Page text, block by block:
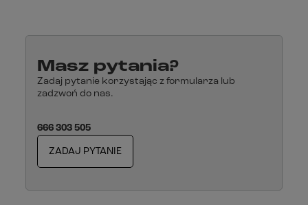
Masz pytania?
Zadaj pytanie korzystając z formularza lub
zadzwoń do nas.
666 303 505
ZADAJ PYTANIE